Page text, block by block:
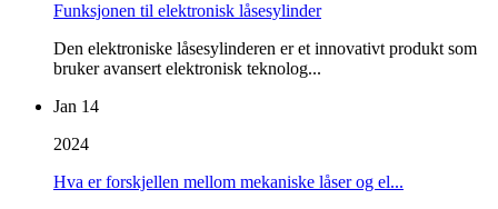
Funksjonen til elektronisk låsesylinder
Den elektroniske låsesylinderen er et innovativt produkt som
bruker avansert elektronisk teknolog...
Jan 14
2024
Hva er forskjellen mellom mekaniske låser og el...